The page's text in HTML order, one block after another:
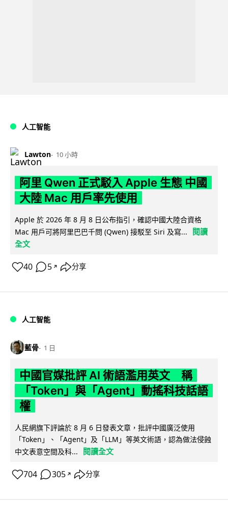
人工智能
Lawton 10 小時
阿里 Qwen 正式駁入 Apple 生態 中國
大陸 Mac 用戶率先使用
Apple 於 2026 年 8 月 8 日公布指引，確認中國大陸合資格
Mac 用戶可將阿里巴巴千問 (Qwen) 接駁至 Siri 及寫...
閱讀
全文
40 5 ↗ 分享
人工智能
藍骨 1 日
中國官媒批評 AI 術語濫用英文 稱
「Token」與「Agent」動搖科技話語
權
人民網旗下評論於 8 月 6 日發表文章，批評中國廣泛使用
「Token」、「Agent」及「LLM」等英文術語，認為做法侵蝕
中文表意空間及科...
閱讀全文
704 305 ↗ 分享